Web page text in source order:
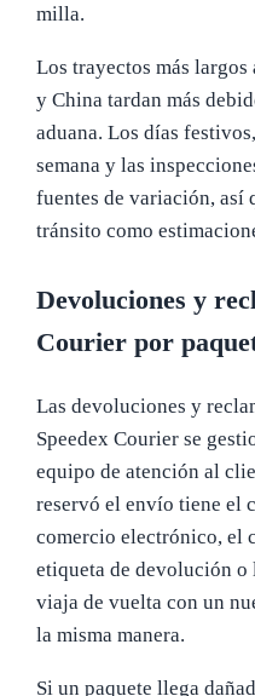
milla.
Los trayectos más
y China tardan más
aduana. Los días
semana y las
fuentes de variación, así
tránsito como
Devoluciones y
Courier por
Las devoluciones y
Speedex Courier se
equipo de atención al
reservó el envío tiene el
comercio electrónico, el
etiqueta de devolución o
viaja de vuelta con un
la misma manera.
Si un paquete llega